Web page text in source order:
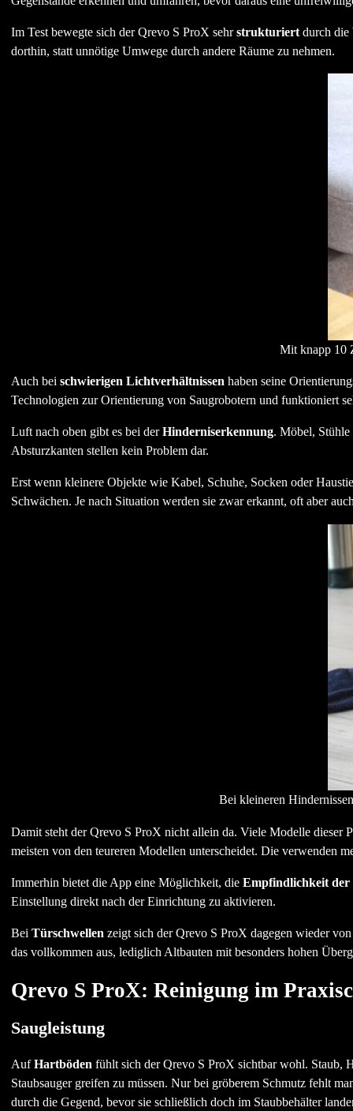
Im Test bewegte sich der Qrevo S ProX sehrstrukturiertdurch die
dorthin, statt unnötige Umwege durch andere Räume zu nehmen.
Mit knapp 10
Auch bei schwierigen Lichtverhältnissen haben seine
Technologien zur Orientierung von Saugrobotern und funktioniert
Luft nach oben gibt es bei derHinderniserkennung. Möbel, Stühle
Absturzkanten stellen kein Problem dar.
Erst wenn kleinere Objekte wie Kabel, Schuhe, Socken oder
Schwächen. Je nach Situation werden sie zwar erkannt, oft aber
Bei kleineren
Damit steht der Qrevo S ProX nicht allein da. Viele Modelle dieser
meisten von den teureren Modellen unterscheidet. Die verwenden
Immerhin bietet die App eine Möglichkeit, die Empfindlichkeit der
Einstellung direkt nach der Einrichtung zu aktivieren.
Bei Türschwellen zeigt sich der Qrevo S ProX dagegen wieder
das vollkommen aus, lediglich Altbauten mit besonders hohen
Qrevo S ProX: Reinigung im
Saugleistung
AufHartböden fühlt sich der Qrevo S ProX sichtbar wohl. Staub,
Staubsauger greifen zu müssen. Nur bei gröberem Schmutz fehlt
durch die Gegend, bevor sie schließlich doch im Staubbehälter